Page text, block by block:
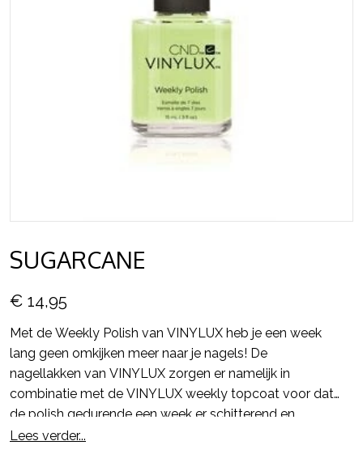
SUGARCANE
€ 14,95
Met de Weekly Polish van VINYLUX heb je een week
lang geen omkijken meer naar je nagels! De
nagellakken van VINYLUX zorgen er namelijk in
combinatie met de VINYLUX weekly topcoat voor dat
de polish gedurende een week er schitterend en
glanzend uit blijft zien en alsmaar sterker wordt.
Lees verder...